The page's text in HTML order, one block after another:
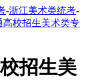
-浙江美术类统考-
高校招生美术类专
招生美